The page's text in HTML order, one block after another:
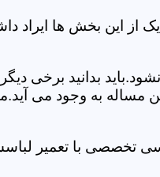
این بخش ها ایراد
بدانید برخی
به وجود می
تخصصی با تعمیر